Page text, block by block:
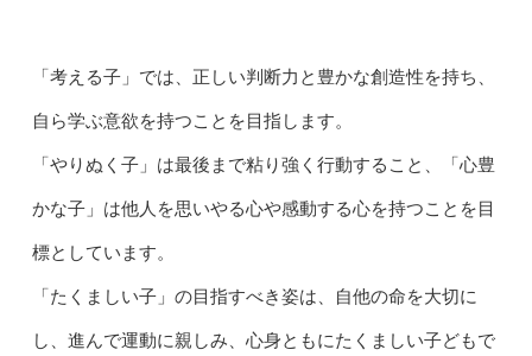
「考える子」では、正しい判断力と豊かな創造性を持ち、
自ら学ぶ意欲を持つことを目指します。
「やりぬく子」は最後まで粘り強く行動すること、「心豊
かな子」は他人を思いやる心や感動する心を持つことを目
標としています。
「たくましい子」の目指すべき姿は、自他の命を大切に
し、進んで運動に親しみ、心身ともにたくましい子どもで